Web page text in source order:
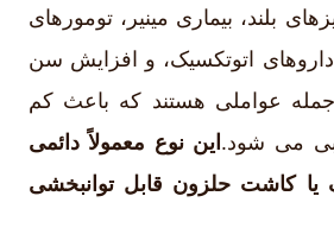
بلند، بیماری مینیر، تومورهای
اتوتکسیک، و افزایش سن
عواملی هستند که باعث کم
می شود. این نوع معمولاً دائمی
یا کاشت حلزون قابل توانبخشی